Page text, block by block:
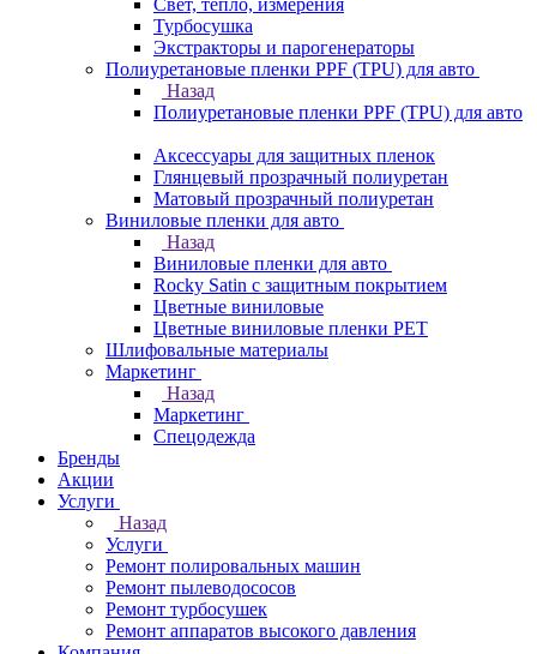
Свет, тепло, измерения
Турбосушка
Экстракторы и парогенераторы
Полиуретановые пленки PPF (TPU) для авто
Назад
Полиуретановые пленки PPF (TPU) для авто
Аксессуары для защитных пленок
Глянцевый прозрачный полиуретан
Матовый прозрачный полиуретан
Виниловые пленки для авто
Назад
Виниловые пленки для авто
Rocky Satin с защитным покрытием
Цветные виниловые
Цветные виниловые пленки PET
Шлифовальные материалы
Маркетинг
Назад
Маркетинг
Спецодежда
Бренды
Акции
Услуги
Назад
Услуги
Ремонт полировальных машин
Ремонт пылеводососов
Ремонт турбосушек
Ремонт аппаратов высокого давления